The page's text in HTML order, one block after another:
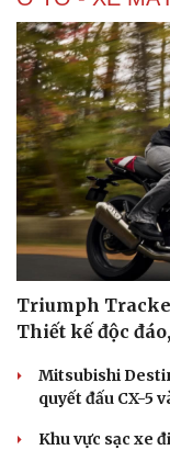
gian phố cổ Hoa
Lương Thùy
tấn lúa
Biển xanh, vỏ
diễn đặc biệt ở
H'Hen Niê tỏa
của NTK Thảo
Ô TÔ - XE